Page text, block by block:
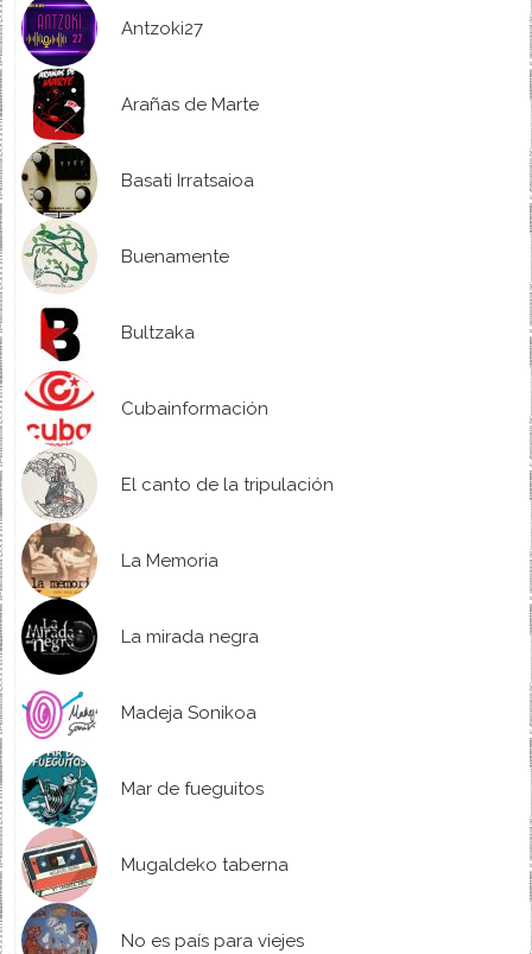
Antzoki27
Arañas de Marte
Basati Irratsaioa
Buenamente
Bultzaka
Cubainformación
El canto de la tripulación
La Memoria
La mirada negra
Madeja Sonikoa
Mar de fueguitos
Mugaldeko taberna
No es país para viejes